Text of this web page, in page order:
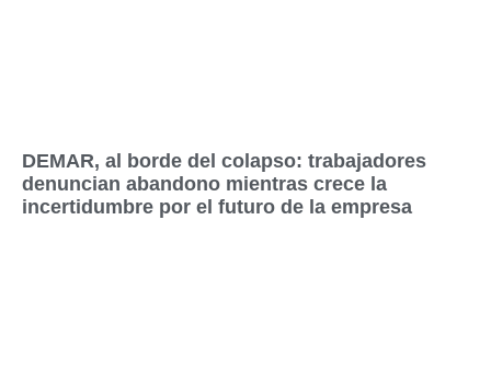
DEMAR, al borde del colapso: trabajadores
denuncian abandono mientras crece la
incertidumbre por el futuro de la empresa